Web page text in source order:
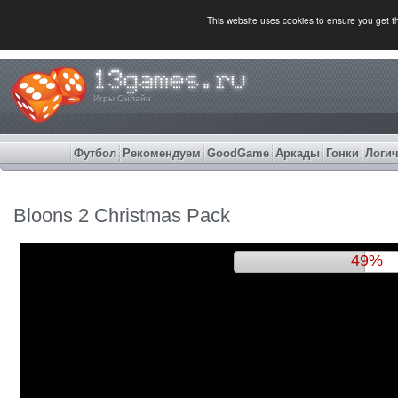
This website uses cookies to ensure you get
Игры Онлайн
Футбол Рекомендуем GoodGame Аркады Гонки
Bloons 2 Christmas Pack
52%